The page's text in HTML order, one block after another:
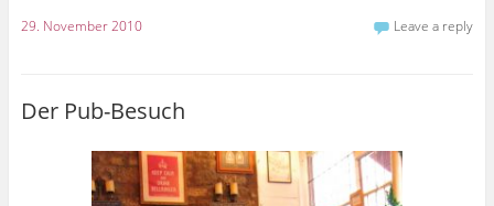
29. November 2010 Leave a reply
Der Pub-Besuch